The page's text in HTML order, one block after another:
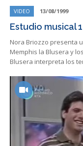
VIDEO 13/08/1999
Estudio musical 1
Nora Briozzo presenta
Memphis la Blusera y
Blusera interpreta los